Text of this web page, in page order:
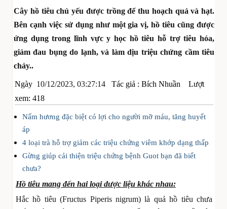
Cây hồ tiêu chủ yếu được trồng để thu hoạch quả và hạt.
Bên cạnh việc sử dụng như một gia vị, hồ tiêu cũng được
ứng dụng trong lĩnh vực y học hồ tiêu hỗ trợ tiêu hóa,
giảm đau bụng do lạnh, và làm dịu triệu chứng cầm tiêu
chảy..
Ngày 10/12/2023, 03:27:14 Tác giả : Bích Nhuần Lượt
xem: 418
Nấm hương đặc biệt có lợi cho người mỡ máu, tăng huyết
áp
4 loại trà hỗ trợ giảm các triệu chứng viêm khớp dạng thấp
Gừng giúp cải thiện triệu chứng bệnh Guot bạn đã biết
chưa?
Hồ tiêu mang đến hai loại dược liệu khác nhau:
Hắc hồ tiêu (Fructus Piperis nigrum) là quả hồ tiêu chưa